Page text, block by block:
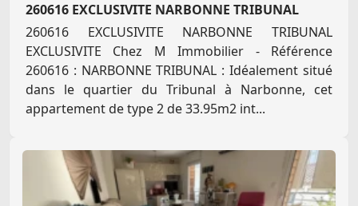
260616 EXCLUSIVITE NARBONNE TRIBUNAL
260616 EXCLUSIVITE NARBONNE TRIBUNAL
EXCLUSIVITE Chez M Immobilier - Référence
260616 : NARBONNE TRIBUNAL : Idéalement situé
dans le quartier du Tribunal à Narbonne, cet
appartement de type 2 de 33.95m2 int...